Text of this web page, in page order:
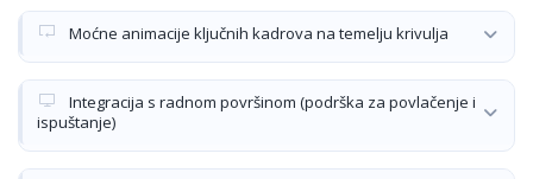
Moćne animacije ključnih kadrova na temelju krivulja
Integracija s radnom površinom (podrška za povlačenje i
ispuštanje)